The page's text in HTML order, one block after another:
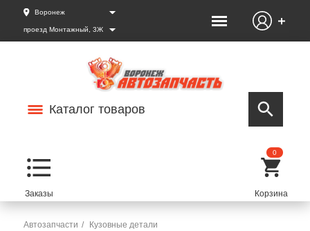
Воронеж
проезд Монтажный, 3Ж
Каталог товаров
0
Автозапчасти
Кузовные детали